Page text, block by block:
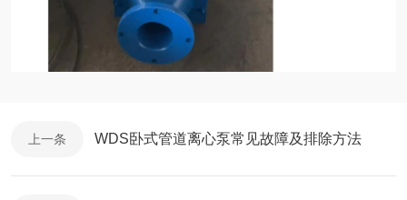
上一条 WDS卧式管道离心泵常见故障及排除方法